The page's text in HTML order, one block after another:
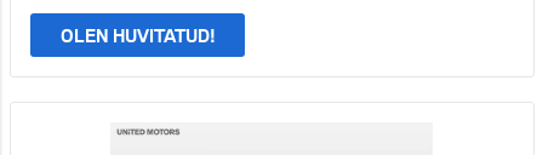
OLEN HUVITATUD!